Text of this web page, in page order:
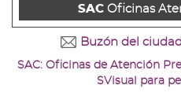
SAC Oficinas
Buzón del
SAC: Oficinas de Atención
SVisual para